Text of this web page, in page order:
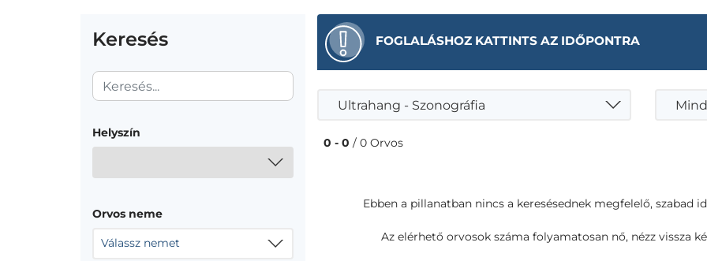
Keresés
Helyszín
Orvos neme
Válassz nemet
FOGLALÁSHOZ KATTINTS AZ IDŐPONTRA
Ultrahang - Szonográfia
0 - 0 / 0 Orvos
Ebben a pillanatban nincs a keresésednek megfelelő, szabad
Az elérhető orvosok száma folyamatosan nő, nézz vissza